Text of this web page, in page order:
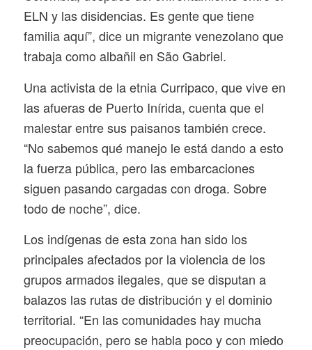
ELN y las disidencias. Es gente que tiene
familia aquí”, dice un migrante venezolano que
trabaja como albañil en São Gabriel.
Una activista de la etnia Curripaco, que vive en
las afueras de Puerto Inírida, cuenta que el
malestar entre sus paisanos también crece.
“No sabemos qué manejo le está dando a esto
la fuerza pública, pero las embarcaciones
siguen pasando cargadas con droga. Sobre
todo de noche”, dice.
Los indígenas de esta zona han sido los
principales afectados por la violencia de los
grupos armados ilegales, que se disputan a
balazos las rutas de distribución y el dominio
territorial. “En las comunidades hay mucha
preocupación, pero se habla poco y con miedo